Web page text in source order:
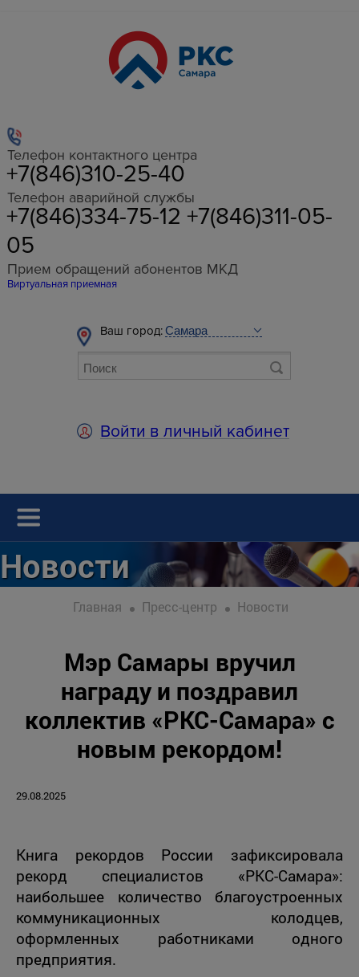
Телефон контактного центра
+7(846)310-25-40
Телефон аварийной службы
+7(846)334-75-12 +7(846)311-05-
05
Прием обращений абонентов МКД
Виртуальная приемная
Ваш город:
Войти в личный кабинет
Новости
Главная Пресс-центр Новости
Мэр Самары вручил
награду и поздравил
коллектив «РКС-Самара» с
новым рекордом!
29.08.2025
Книга рекордов России зафиксировала
рекорд специалистов «РКС-Самара»:
наибольшее количество благоустроенных
коммуникационных колодцев,
оформленных работниками одного
предприятия.